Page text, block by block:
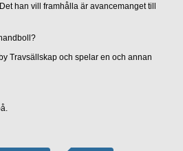
han vill framhålla är avancemanget till
Travsällskap och spelar en och annan